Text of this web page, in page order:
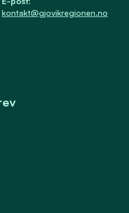
kontakt@gjovikregionen.no